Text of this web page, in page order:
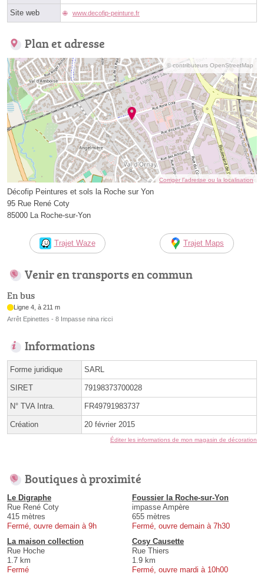
Site web www.decofip-peinture.fr
Plan et adresse
© contributeurs OpenStreetMap
Corriger l’adresse ou la localisation
Décofip Peintures et sols la Roche sur Yon
95 Rue René Coty
85000 La Roche-sur-Yon
Trajet Waze Trajet Maps
Venir en transports en commun
En bus
Ligne 4, à 211 m
Arrêt Epinettes - 8 Impasse nina ricci
Informations
Forme juridique SARL
SIRET 79198373700028
N° TVA Intra. FR49791983737
Création 20 février 2015
Éditer les informations de mon magasin de décoration
Boutiques à proximité
Le Digraphe
Rue René Coty
415 mètres
Fermé, ouvre demain à 9h
Foussier la Roche-sur-Yon
impasse Ampère
655 mètres
Fermé, ouvre demain à 7h30
La maison collection
Rue Hoche
1.7 km
Fermé
Cosy Causette
Rue Thiers
1.9 km
Fermé, ouvre mardi à 10h00